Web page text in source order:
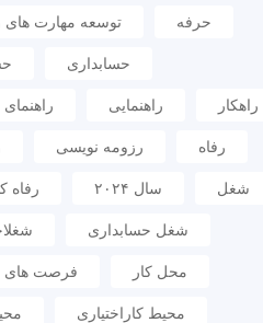
توسعه مهارت های حرفه
حسابداری
راهنمایی راهکار
رزومه نویسی رفاه
رفاه سال ۲۰۲۴ شغل
شغل حسابداری
فرصت های محل کار
محیط کاراختیاری